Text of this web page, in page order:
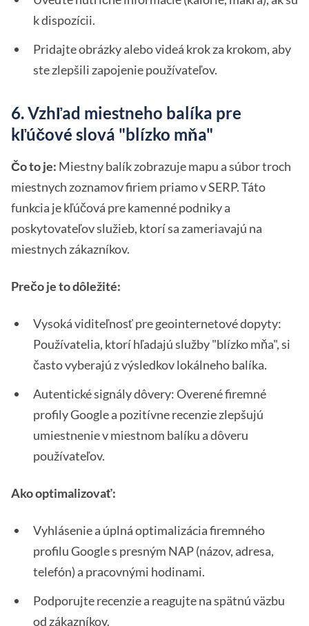
k dispozícii.
Pridajte obrázky alebo videá krok za krokom, aby
ste zlepšili zapojenie používateľov.
6. Vzhľad miestneho balíka pre
kľúčové slová "blízko mňa"
Čo to je: Miestny balík zobrazuje mapu a súbor troch
miestnych zoznamov firiem priamo v SERP. Táto
funkcia je kľúčová pre kamenné podniky a
poskytovateľov služieb, ktorí sa zameriavajú na
miestnych zákazníkov.
Prečo je to dôležité:
Vysoká viditeľnosť pre geointernetové dopyty:
Používatelia, ktorí hľadajú služby "blízko mňa", si
často vyberajú z výsledkov lokálneho balíka.
Autentické signály dôvery: Overené firemné
profily Google a pozitívne recenzie zlepšujú
umiestnenie v miestnom balíku a dôveru
používateľov.
Ako optimalizovať:
Vyhlásenie a úplná optimalizácia firemného
profilu Google s presným NAP (názov, adresa,
telefón) a pracovnými hodinami.
Podporujte recenzie a reagujte na spätnú väzbu
od zákazníkov.